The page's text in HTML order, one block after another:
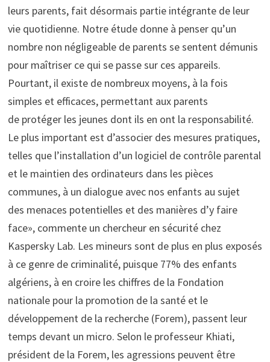
leurs parents, fait désormais partie intégrante de leur
vie quotidienne. Notre étude donne à penser qu’un
nombre non négligeable de parents se sentent démunis
pour maîtriser ce qui se passe sur ces appareils.
Pourtant, il existe de nombreux moyens, à la fois
simples et efficaces, permettant aux parents
de protéger les jeunes dont ils en ont la responsabilité.
Le plus important est d’associer des mesures pratiques,
telles que l’installation d’un logiciel de contrôle parental
et le maintien des ordinateurs dans les pièces
communes, à un dialogue avec nos enfants au sujet
des menaces potentielles et des manières d’y faire
face», commente un chercheur en sécurité chez
Kaspersky Lab. Les mineurs sont de plus en plus exposés
à ce genre de criminalité, puisque 77% des enfants
algériens, à en croire les chiffres de la Fondation
nationale pour la promotion de la santé et le
développement de la recherche (Forem), passent leur
temps devant un micro. Selon le professeur Khiati,
président de la Forem, les agressions peuvent être